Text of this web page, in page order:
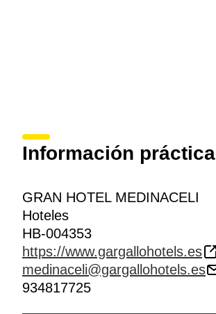
Información práctica
GRAN HOTEL MEDINACELI
Hoteles
HB-004353
https://www.gargallohotels.es
medinaceli@gargallohotels.es
934817725